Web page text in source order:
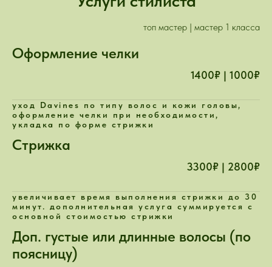
топ мастер | мастер 1 класса
Оформление челки
1400₽ | 1000₽
уход Davines по типу волос и кожи головы,
оформление челки при необходимости,
укладка по форме стрижки
Стрижка
3300₽ | 2800₽
увеличивает время выполнения стрижки до 30
минут. дополнительная услуга суммируется с
основной стоимостью стрижки
Доп. густые или длинные волосы (по
поясницу)